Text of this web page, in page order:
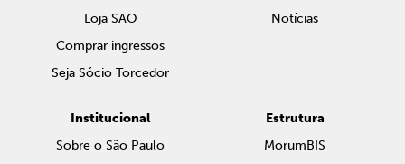
Loja SAO
Comprar ingressos
Seja Sócio Torcedor
Notícias
Institucional
Sobre o São Paulo
Estrutura
MorumBIS